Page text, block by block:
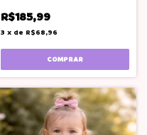
R$185,99
3 x de R$68,96
COMPRAR